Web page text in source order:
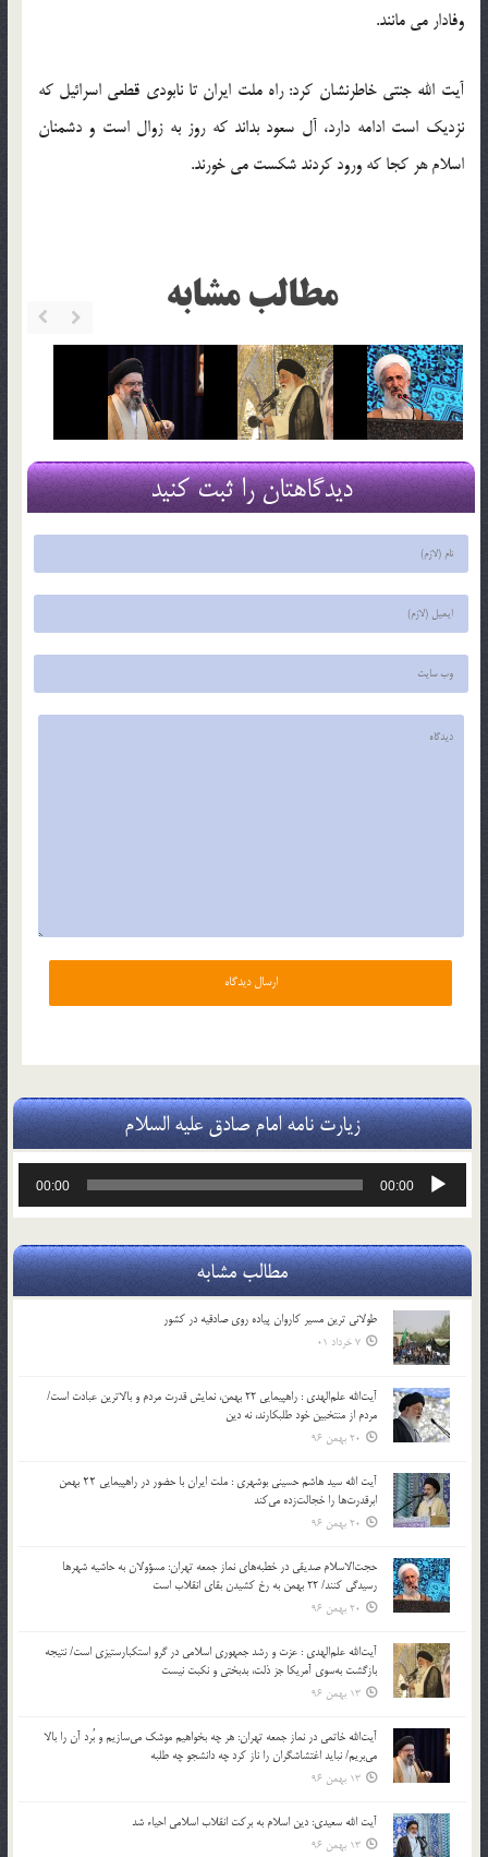
وفادار می مانند.
آیت الله جنتی خاطرنشان کرد: راه ملت ایران تا نابودی قطعی اسرائیل که
نزدیک است ادامه دارد، آل سعود بداند که روز به زوال است و دشمنان
اسلام هر کجا که ورود کردند شکست می خورند.
مطالب مشابه
دیدگاهتان را ثبت کنید
زیارت نامه امام صادق علیه السلام
پخش‌کننده
00:00
00:00
مطالب مشابه
طولانی ترین مسیر کاروان پیاده روی صادقیه در کشور
7 خرداد 01
آیت‌الله علم‌الهدی : راهپیمایی 22 بهمن، نمایش قدرت مردم و بالاترین عبادت است/
مردم از منتخبین خود طلبکارند، نه دین
20 بهمن 96
آیت الله سید هاشم حسینی بوشهری : ملت ایران با حضور در راهپیمایی ۲۲ بهمن
ابرقدرت‌ها را خجالت‌زده می‌کند
20 بهمن 96
حجت‌الاسلام صدیقی در خطبه‌های نماز جمعه تهران: مسؤولان به حاشیه شهرها
رسیدگی کنند/ 22 بهمن به رخ کشیدن بقای انقلاب است
20 بهمن 96
آیت‌الله علم‌الهدی : عزت و رشد جمهوری اسلامی در گرو استکبارستیزی است/ نتیجه
بازگشت به‌سوی آمریکا جز ذلت، بدبختی و نکبت نیست
13 بهمن 96
آیت‌الله خاتمی در نماز جمعه تهران: هر چه بخواهیم موشک می‌سازیم و بُرد آن را بالا
می‌بریم/ نباید اغتشاشگران را ناز کرد چه دانشجو چه طلبه
13 بهمن 96
آیت الله سعیدی: دین اسلام به برکت انقلاب اسلامی احیاء شد
13 بهمن 96